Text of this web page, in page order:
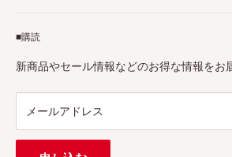
■購読
新商品やセール情報などのお得な情報をお
メールアドレス
Tax-free
特定商取引法に基づく表示
7Artisans、FIMIなど各撮影機材ブランドの
プロ、アマチュアを問わず、さまざまな撮
連絡先： support@pergear.co.jp